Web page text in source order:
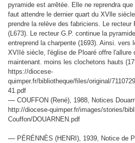
pyramide est arrêtée. Elle ne reprendra
faut attendre le dernier quart du XVlle
prendre la relève des fabriciens. Le recteur
(L673). Le recteur G.P. continue la
entreprend la charpente (1693). Ainsi. vers
XVIIè siècle, l'église de Ploaré offre l'allure
maintenant. moins les clochetons hauts
https://diocese-
quimper.fr/bibliotheque/files/original/
41.pdf
— COUFFON (René), 1988, Notices
http://diocese-quimper.fr/images/stories/
Couffon/DOUARNEN.pdf
— PÉRÉNNÈS (HENRI), 1939, Notice de